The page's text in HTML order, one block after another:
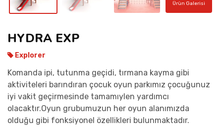
Ürün Galerisi
HYDRA EXP
Explorer
Komanda ipi, tutunma geçidi, tırmana kayma gibi
aktiviteleri barındıran çocuk oyun parkımız çocuğunuz
iyi vakit geçirmesinde tamamıylen yardımcı
olacaktır.Oyun grubumuzun her oyun alanımızda
olduğu gibi fonksiyonel özellikleri bulunmaktadır.